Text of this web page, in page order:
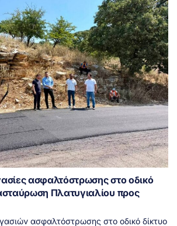
ασφαλτόστρωσης στο οδικό
Πλατυγιαλίου προς
ασφαλτόστρωσης στο οδικό δίκτυο